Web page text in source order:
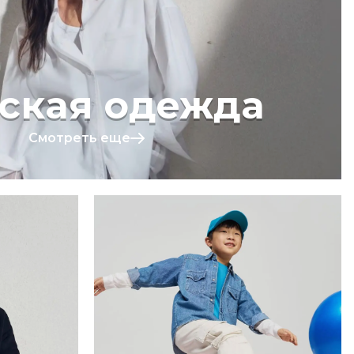
одежда
Смотреть еще